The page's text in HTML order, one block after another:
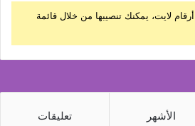
لايت، يمكنك تنصيبها من خلال قائمة
الأشهر تعليقات